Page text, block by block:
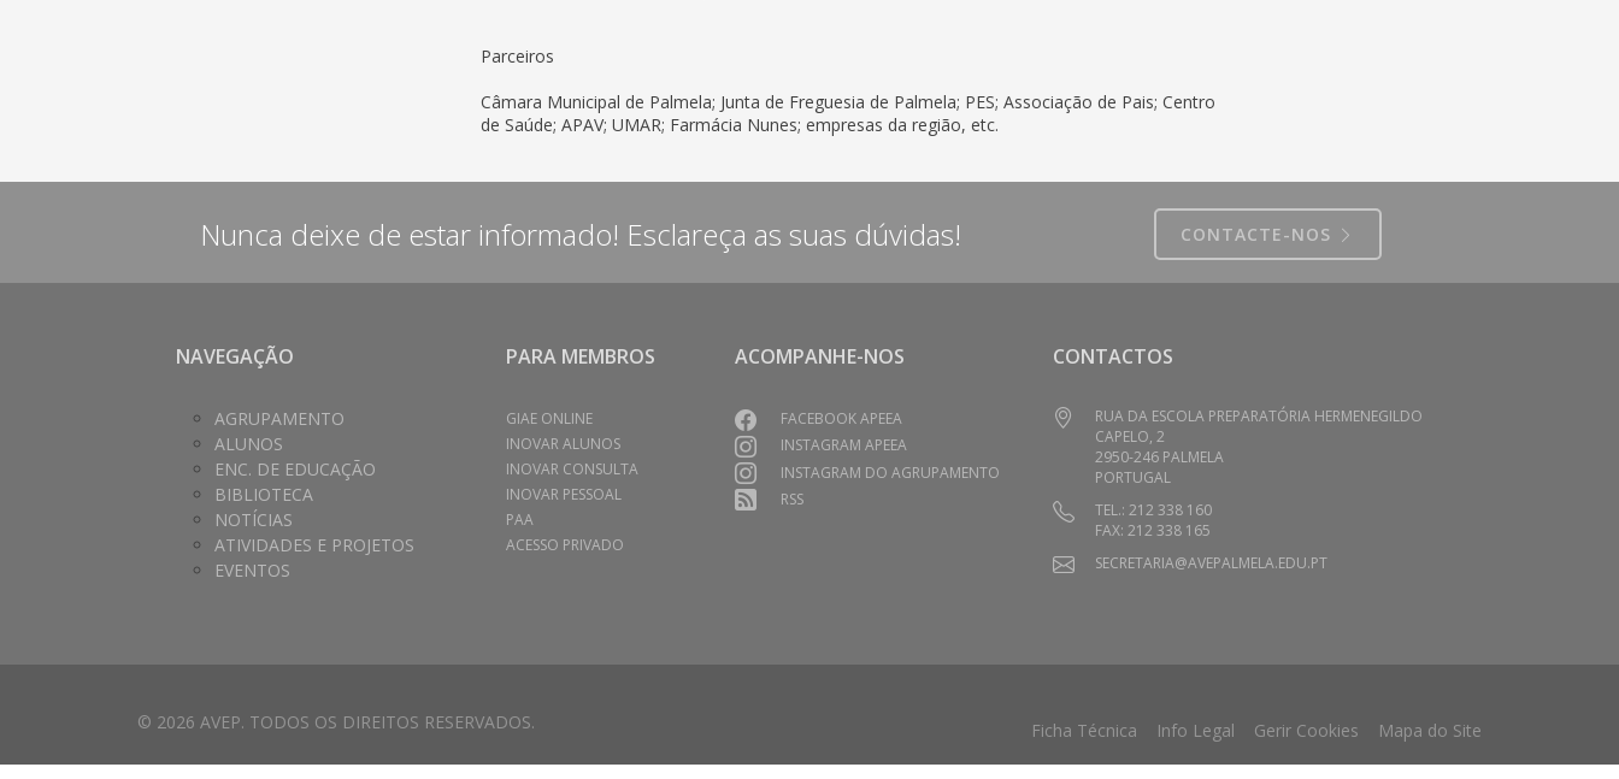
Parceiros
Câmara Municipal de Palmela; Junta de Freguesia de Palmela; PES; Associação de Pais; Centro
de Saúde; APAV; UMAR; Farmácia Nunes; empresas da região, etc.
Nunca deixe de estar informado! Esclareça as suas dúvidas! CONTACTE-NOS
NAVEGAÇÃO
AGRUPAMENTO
ALUNOS
ENC. DE EDUCAÇÃO
BIBLIOTECA
NOTÍCIAS
ATIVIDADES E PROJETOS
EVENTOS
PARA MEMBROS
GIAE ONLINE
INOVAR ALUNOS
INOVAR CONSULTA
INOVAR PESSOAL
PAA
ACESSO PRIVADO
ACOMPANHE-NOS
FACEBOOK APEEA
INSTAGRAM APEEA
INSTAGRAM DO AGRUPAMENTO
RSS
CONTACTOS
RUA DA ESCOLA PREPARATÓRIA HERMENEGILDO
CAPELO, 2
2950-246 PALMELA
PORTUGAL
TEL.: 212 338 160
FAX: 212 338 165
SECRETARIA@AVEPALMELA.EDU.PT
© 2026 AVEP. TODOS OS DIREITOS RESERVADOS. Ficha Técnica Info Legal Gerir Cookies Mapa do Site